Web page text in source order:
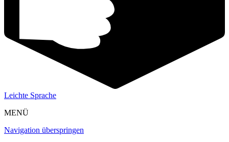
Leichte Sprache
MENÜ
Navigation überspringen